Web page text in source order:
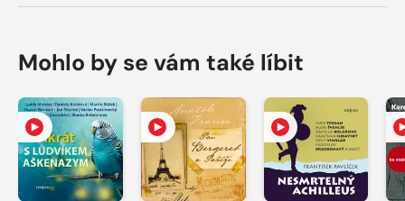
Mohlo by se vám také líbit